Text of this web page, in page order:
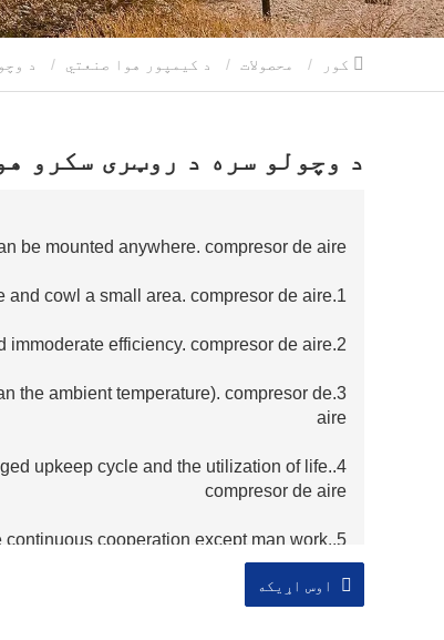
محصولات د کیمپور هوا صنعتي
د وچولو سره د روټری سکرو
be mounted anywhere. compresor de aire
1.With an terrific structure and compact structure and cowl a small area. compresor de aire
2.Large displacement, invulnerable stress and immoderate efficiency. compresor de aire
the ambient temperature). compresor de
aire
upkeep cycle and the utilization of life.
compresor de aire
continuous cooperation except man work.
compresor de aire
اوس اړیکه